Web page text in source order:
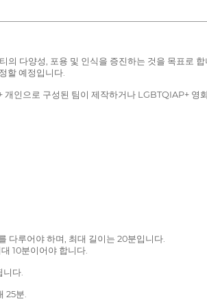
다양성, 포용 및 인식을 증진하는 것을 목표로
할 예정입니다.
인으로 구성된 팀이 제작하거나 LGBTQIAP+ 영
다루어야 하며, 최대 길이는 20분입니다.
10분이어야 합니다.
다.
25분.